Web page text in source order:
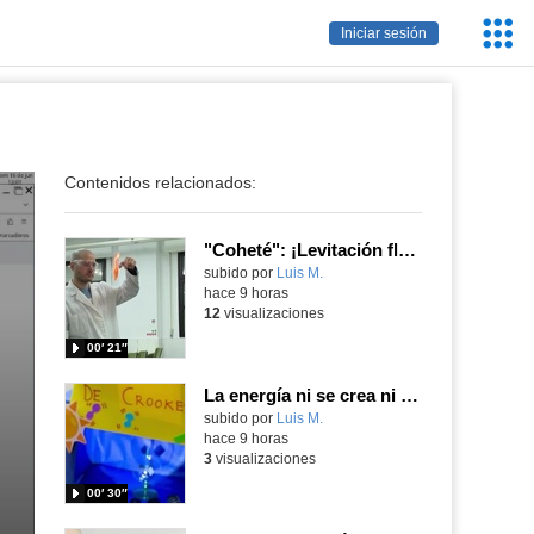
Iniciar sesión
Contenidos relacionados:
"Coheté": ¡Levitación flamígera!
Contenido educativo.
subido por Luis M.
00′ 21″
hace 9 horas
12 visualizaciones
La energía ni se crea ni se destruye... ¡se experimenta! El Tierno en la Feria Madrid es Ciencia 2026
Contenido educativo.
subido por Luis M.
00′ 30″
hace 9 horas
3visualizaciones